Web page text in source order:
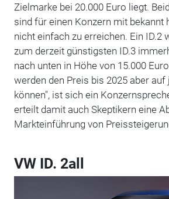
Zielmarke bei 20.000 Euro liegt.
sind für einen Konzern mit bekannt
nicht einfach zu erreichen. Ein ID.2
zum derzeit günstigsten ID.3
nach unten in Höhe von 15.000
werden den Preis bis 2025 aber auf
können", ist sich ein
erteilt damit auch Skeptikern eine
Markteinführung von
VW ID. 2all